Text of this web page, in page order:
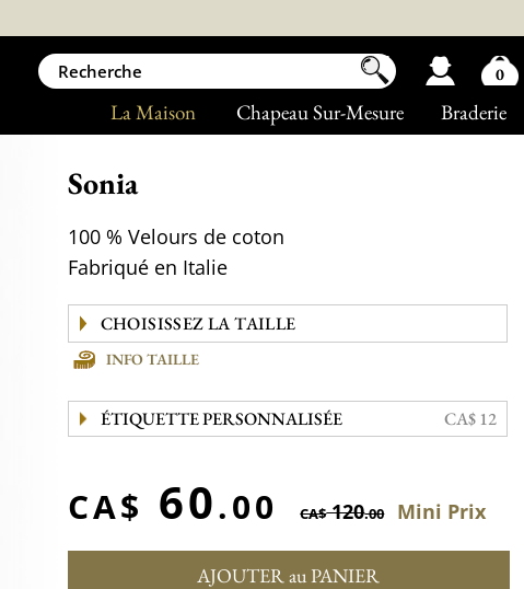
Braderie
Chapeau Sur-Mesure
La Maison
Sonia
100 % Velours de coton
Fabriqué en Italie
INFO TAILLE
ÉTIQUETTE PERSONNALISÉE CA$ 12
CA$ 60.00 CA$120.00 Mini Prix
AJOUTER au PANIER
0